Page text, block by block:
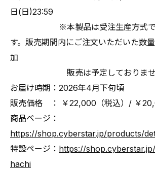
日(日)23:59
※本製品は受注生産方式での
す。販売期間内にご注文いただいた数
加
販売は予定しておりませ
お届け時期：2026年4月下旬頃
販売価格 ： ￥22,000（税込）/ ￥
商品ページ：
https://shop.cyberstar.jp/products/
特設ページ： https://
hachi